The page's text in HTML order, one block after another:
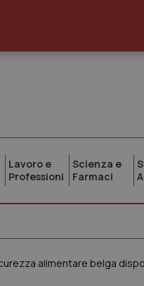
Lavoro e
Professioni
Scienza e
Farmaci
alimentare belga